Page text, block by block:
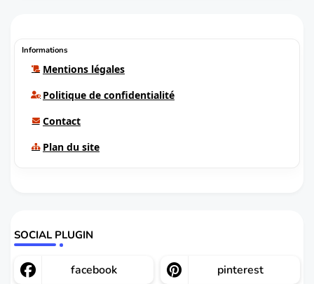
Informations
Mentions légales
Politique de confidentialité
Contact
Plan du site
SOCIAL PLUGIN
facebook pinterest